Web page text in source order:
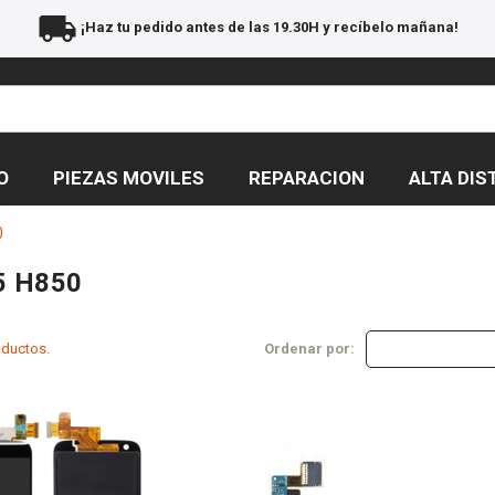
local_shipping ¡Haz tu pedido antes de las 19.30H y recíbelo mañana!
PIEZAS MOVILES REPARACION ALTA
H850
Ordenar por: